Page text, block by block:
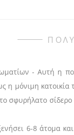
- Αυτή η
η μόνιμη κατοικία
το σφυρήλατο
6-8 άτομα